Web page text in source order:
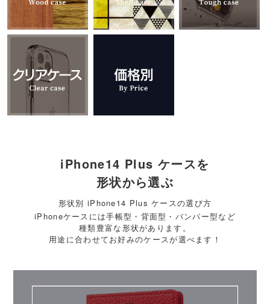
iPhone14 Plus ケースを
形状から選ぶ
形状別 iPhone14 Plus ケースの選び方
iPhoneケースには手帳型・背面型・バンパー型など
種類豊富な形状があります。
用途に合わせてお好みのケースが選べます！